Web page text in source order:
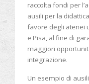
raccolta fondi per
ausili per la
favore degli atenei
e Pisa, al fine di
maggiori
integrazione.
Un esempio di